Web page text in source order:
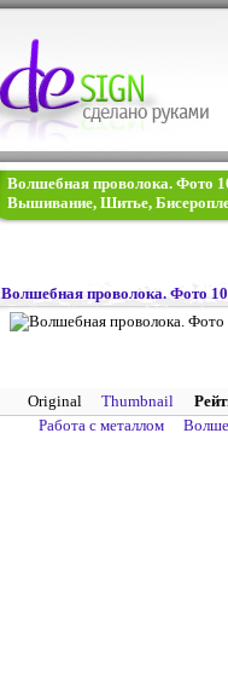
Волшебная проволока. Фото
Вышивание, Шитье,
Волшебная проволока. Фото
Original Thumbnail
Работа с металлом